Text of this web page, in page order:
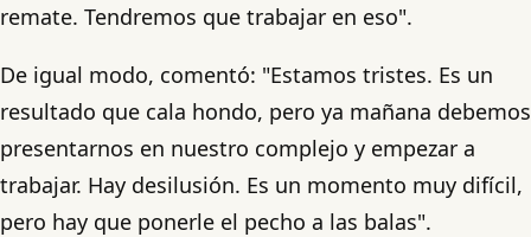
remate. Tendremos que trabajar en eso".
De igual modo, comentó: "Estamos tristes. Es un
resultado que cala hondo, pero ya mañana debemos
presentarnos en nuestro complejo y empezar a
trabajar. Hay desilusión. Es un momento muy difícil,
pero hay que ponerle el pecho a las balas".